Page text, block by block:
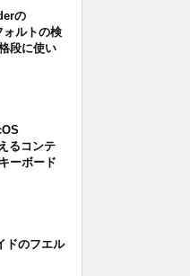
の
ルトの検
段に使い
るコンテ
ーボード
ドのフエル